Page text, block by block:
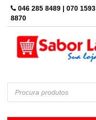
Skip
046 285 8489 | 070 1593
8870
Pesquisar
produtos